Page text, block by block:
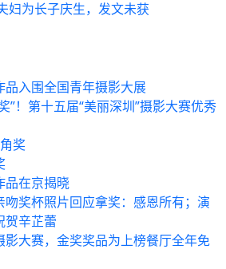
妇为长子庆生，发文未获
入围全国青年摄影大展
”！第十五届“美丽深圳”摄影大赛优秀
奖
品在京揭晓
奖杯照片回应拿奖：感恩所有；演
贺辛芷蕾
影大赛，金奖奖品为上榜餐厅全年免